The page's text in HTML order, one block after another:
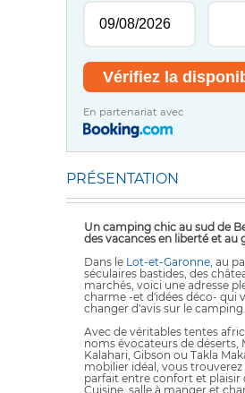
En partenariat avec
PRÉSENTATION
Un camping chic au sud de
des vacances en liberté et au
Dans le Lot-et-Garonne, au
séculaires bastides, des
marchés, voici une adresse
charme -et d'idées déco- qui
changer d'avis sur le camping.
Avec de véritables tentes
noms évocateurs de déserts,
Kalahari, Gibson ou Takla
mobilier idéal, vous
parfait entre confort et plaisir
Cuisine, salle à manger et